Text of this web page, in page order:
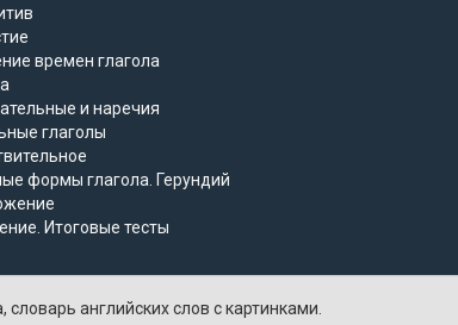
времен глагола
и наречия
глаголы
формы глагола. Герундий
Итоговые тесты
английских слов с картинками.